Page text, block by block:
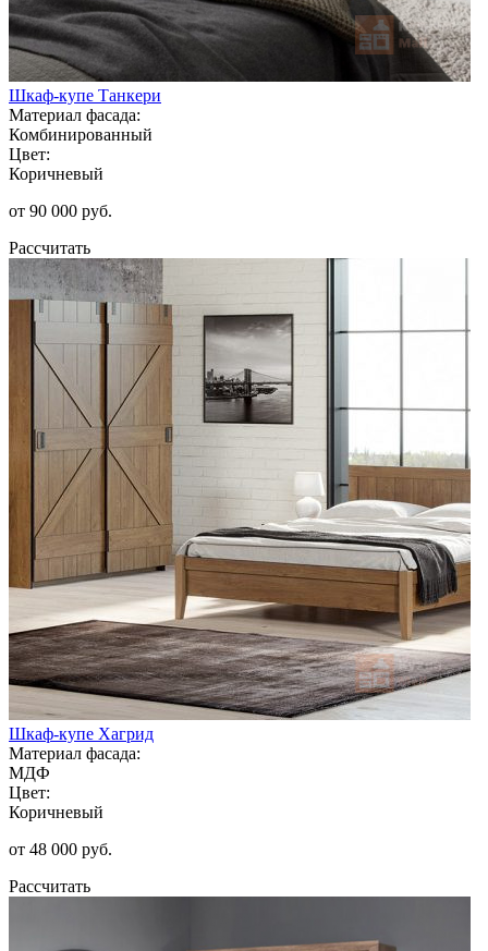
Шкаф-купе Танкери
Материал фасада:
Комбинированный
Цвет:
Коричневый
от 90 000 руб.
Рассчитать
Шкаф-купе Хагрид
Материал фасада:
МДФ
Цвет:
Коричневый
от 48 000 руб.
Рассчитать